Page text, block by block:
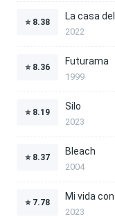
⭐ 8.38
La casa
2022
⭐ 8.36
Futurama
1999
⭐ 8.19
Silo
2023
⭐ 8.37
Bleach
2004
⭐ 7.78
Mi vida
2023